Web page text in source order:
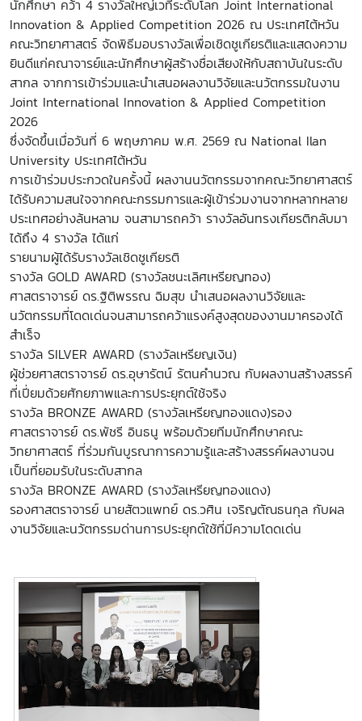
นักศึกษา คว้า 4 รางวัลใหญ่เวทีระดับโลก Joint International
Innovation & Applied Competition 2026 ณ ประเทศไต้หวัน
คณะวิทยาศาสตร์ จัดพิธีมอบรางวัลเพื่อเชิดชูเกียรติและแสดงความ
ยินดีแก่คณาจารย์และนักศึกษาผู้สร้างชื่อเสียงให้กับสถาบันในระดับ
สากล จากการเข้าร่วมและนำเสนอผลงานวิจัยและนวัตกรรมในงาน
Joint International Innovation & Applied Competition
2026
ซึ่งจัดขึ้นเมื่อวันที่ 6 พฤษภาคม พ.ศ. 2569 ณ National Ilan
University ประเทศไต้หวัน
การเข้าร่วมประกวดในครั้งนี้ ผลงานนวัตกรรมจากคณะวิทยาศาสตร์
ได้รับความสนใจจากคณะกรรมการและผู้เข้าร่วมงานจากหลากหลาย
ประเทศอย่างล้นหลาม จนสามารถคว้า รางวัลอันทรงเกียรติกลับมา
ได้ถึง 4 รางวัล ได้แก่
รายนามผู้ได้รับรางวัลเชิดชูเกียรติ
รางวัล GOLD AWARD (รางวัลชนะเลิศเหรียญทอง)
ศาสตราจารย์ ดร.ฐิติพรรณ ฉิมสุข นำเสนอผลงานวิจัยและ
นวัตกรรมที่โดดเด่นจนสามารถคว้าแรงค์สูงสุดของงานมาครองได้
สำเร็จ
รางวัล SILVER AWARD (รางวัลเหรียญเงิน)
ผู้ช่วยศาสตราจารย์ ดร.อุษารัตน์ รัตนคำนวณ กับผลงานสร้างสรรค์
ที่เปี่ยมด้วยศักยภาพและการประยุกต์ใช้จริง
รางวัล BRONZE AWARD (รางวัลเหรียญทองแดง)รอง
ศาสตราจารย์ ดร.พัชรี อินธนู พร้อมด้วยทีมนักศึกษาคณะ
วิทยาศาสตร์ ที่ร่วมกันบูรณาการความรู้และสร้างสรรค์ผลงานจน
เป็นที่ยอมรับในระดับสากล
รางวัล BRONZE AWARD (รางวัลเหรียญทองแดง)
รองศาสตราจารย์ นายสัตวแพทย์ ดร.วศิน เจริญตัณธนกุล กับผล
งานวิจัยและนวัตกรรมด่านการประยุกต์ใช้ที่มีความโดดเด่น